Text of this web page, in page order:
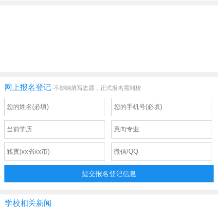
网上报名登记 不影响填写志愿，正式报名需到校
提交报名登记信息
学校相关新闻